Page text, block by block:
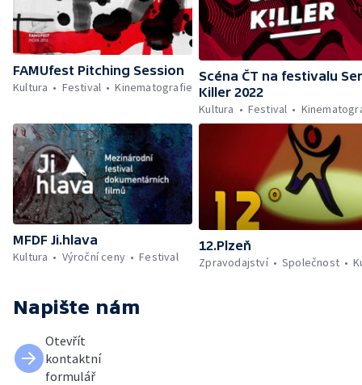
FAMUfest Pitching Session
Kultura
Festival Kinematografie
Scéna ČT na festivalu
Killer 2022
Kultura
Festival
MFDF Ji.hlava
Kultura
Výroční ceny Festival
12.Plzeň
Zpravodajství
Společnost
Napište nám
Otevřít
kontaktní
formulář